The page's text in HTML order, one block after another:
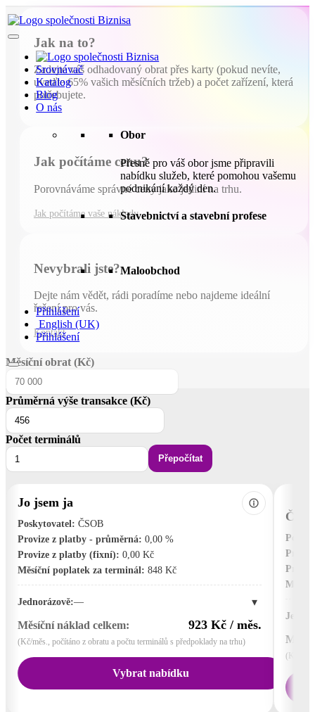
Srovnávač
Katalog
Blog
O nás
Obor
Přesně pro váš obor jsme připravili
nabídku služeb, které pomohou vašemu
podnikání každý den.
Stavebnictví a stavební profese
Maloobchod
Přihlášení
English (UK)
Přihlášení
Jak na to?
Zadejte váš odhadovaný obrat přes karty (pokud nevíte,
uveďte 65% vašich měsíčních tržeb) a počet zařízení, která
potřebujete.
Jak počítáme cenu?
Porovnáváme správné ceny jako jediní na trhu.
Jak počítáme vaše náklady
Nevybrali jste?
Dejte nám vědět, rádi poradíme nebo najdeme ideální
řešení pro vás.
Kontakt
Měsíční obrat (Kč)
Průměrná výše transakce (Kč)
Počet terminálů
Přepočítat
Jo jsem ja
Poskytovatel: ČSOB
Provize z platby - průměrná: 0,00 %
Provize z platby (fixní): 0,00 Kč
Měsíční poplatek za terminál: 848 Kč
Jednorázově:—
▾
Měsíční náklad celkem:
923 Kč / měs.
(Kč/měs., počítáno z obratu a počtu terminálů s předpoklady na trhu)
Vybrat nabídku
(Kč/